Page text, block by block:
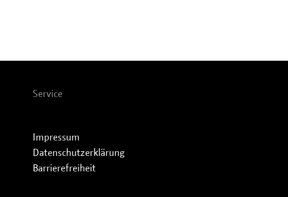
Service
Impressum
Datenschutzerklärung
Barrierefreiheit